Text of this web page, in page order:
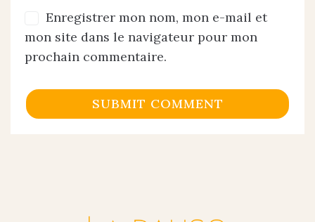
Enregistrer mon nom, mon e-mail et
mon site dans le navigateur pour mon
prochain commentaire.